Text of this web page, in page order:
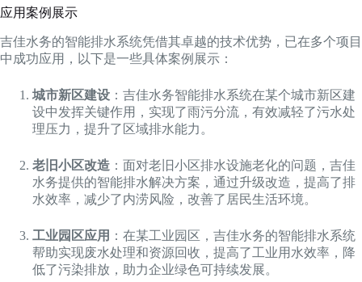
应用案例展示
吉佳水务的智能排水系统凭借其卓越的技术优势，已在多个项目
中成功应用，以下是一些具体案例展示：
城市新区建设 ：吉佳水务智能排水系统在某个城市新区建
设中发挥关键作用，实现了雨污分流，有效减轻了污水处
理压力，提升了区域排水能力。
老旧小区改造 ：面对老旧小区排水设施老化的问题，吉佳
水务提供的智能排水解决方案，通过升级改造，提高了排
水效率，减少了内涝风险，改善了居民生活环境。
工业园区应用 ：在某工业园区，吉佳水务的智能排水系统
帮助实现废水处理和资源回收，提高了工业用水效率，降
低了污染排放，助力企业绿色可持续发展。